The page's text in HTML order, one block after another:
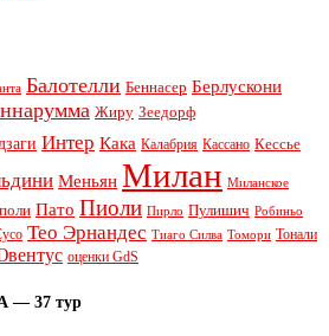
Балотелли Беннасер Берлускони
Жиру Зеедорф
Интер Кака Калабрия Кассано Кессье
Меньян Милан Миланское
Пато Пиоли Пирло Пулишич Робиньо
Тео Эрнандес Тиаго Силва Томори Тонали
оценки GdS
— 37 тур